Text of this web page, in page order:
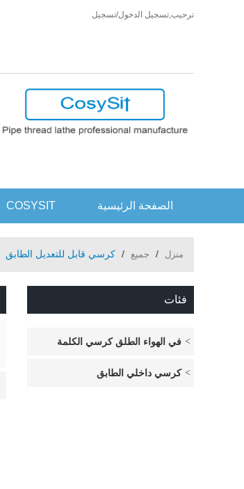
ترحيب,تسجيل الدخول/تسجيل
الصفحة الرئيسية COSYSIT
منزل / جميع / كرسي قابل للتعديل الطابق
فئات
في الهواء الطلق كرسي الكلمة
كرسي داخلي الطابق